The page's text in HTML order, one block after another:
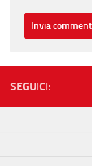
SEGUICI: